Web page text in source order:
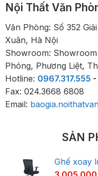
Nội Thất Văn
Văn Phòng: Số 352
Xuân, Hà Nội
Showroom:
Phóng, Phương Liệt,
Hotline: 0967.317.555 -
Fax: 024.3668 6808
Email:
SẢN
Ghế xoay